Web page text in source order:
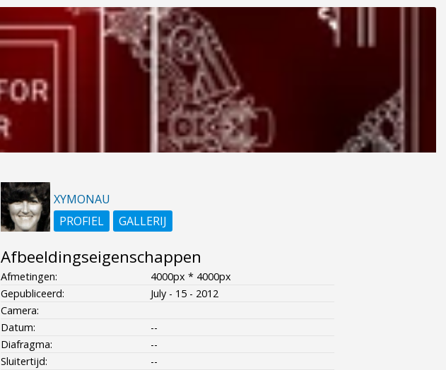
XYMONAU
PROFIEL
GALLERIJ
Afbeeldingseigenschappen
Afmetingen:
4000px * 4000px
Gepubliceerd:
July - 15 - 2012
Camera:
Datum:
--
Diafragma:
--
Sluitertijd:
--